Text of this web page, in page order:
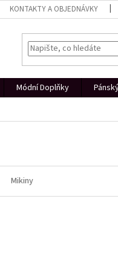
KONTAKTY A OBJEDNÁVKY
Módní Doplňky
Mikiny